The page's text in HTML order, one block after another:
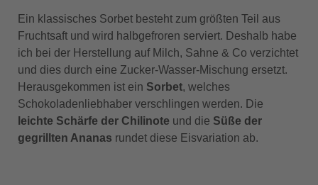
Ein klassisches Sorbet besteht zum größten Teil aus
Fruchtsaft und wird halbgefroren serviert. Deshalb habe
ich bei der Herstellung auf Milch, Sahne & Co verzichtet
und dies durch eine Zucker-Wasser-Mischung ersetzt.
Herausgekommen ist ein Sorbet, welches
Schokoladenliebhaber verschlingen werden. Die
leichte Schärfe der Chilinote und die Süße der
gegrillten Ananas rundet diese Eisvariation ab.